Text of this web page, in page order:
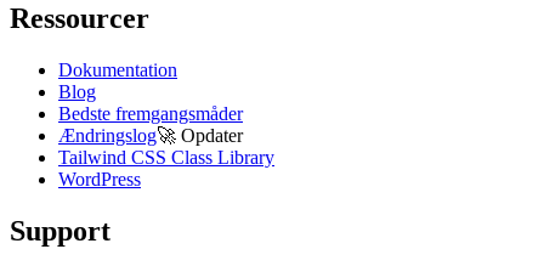
Ressourcer
Dokumentation
Blog
Bedste fremgangsmåder
Ændringslog🚀 Opdater
Tailwind CSS Class Library
WordPress
Support